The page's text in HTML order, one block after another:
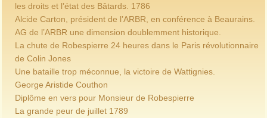
les droits et l’état des Bâtards. 1786
Alcide Carton, président de l’ARBR, en conférence à Beaurains.
AG de l’ARBR une dimension doublemment historique.
La chute de Robespierre 24 heures dans le Paris révolutionnaire
de Colin Jones
Une bataille trop méconnue, la victoire de Wattignies.
George Aristide Couthon
Diplôme en vers pour Monsieur de Robespierre
La grande peur de juillet 1789